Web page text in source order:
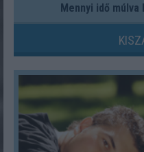
Mennyi idő